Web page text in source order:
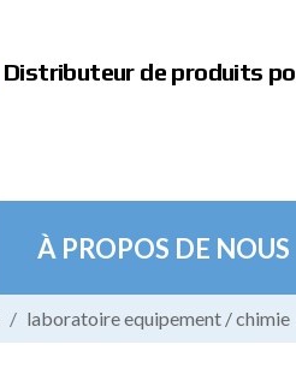
Distributeur de produits
À PROPOS DE NOUS
laboratoire equipement / chimie